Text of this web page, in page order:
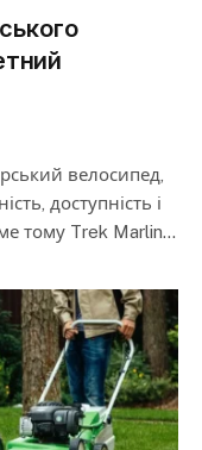
велосипед,
доступність і
тому Trek Marlin…